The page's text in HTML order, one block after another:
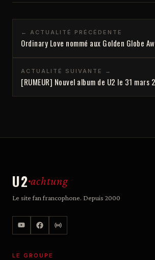
← ACTUALITÉ PRÉCÉDENTE
Ordinary Love nommé aux Golden Globe
ACTUALITÉ SUIVANTE →
[RUMEUR] Nouvel album de U2 le 31 mars
U2 achtung
Le site fan francophone. Depuis 2000
LE GROUPE